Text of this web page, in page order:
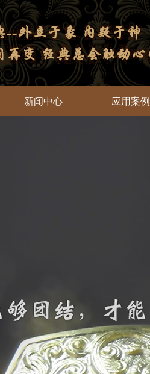
新闻中心 应用案例